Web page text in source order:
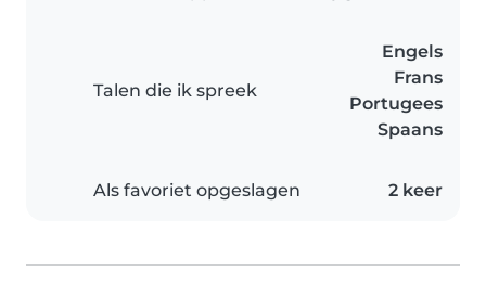
Talen die ik spreek
Engels
Frans
Portugees
Spaans
Als favoriet opgeslagen 2 keer